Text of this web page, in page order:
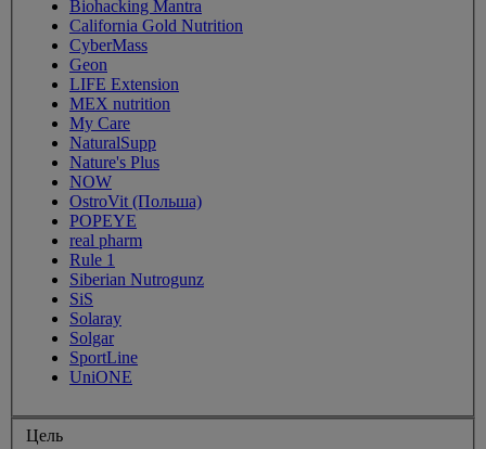
Biohacking Mantra
California Gold Nutrition
CyberMass
Geon
LIFE Extension
MEX nutrition
My Care
NaturalSupp
Nature's Plus
NOW
OstroVit (Польша)
POPEYE
real pharm
Rule 1
Siberian Nutrogunz
SiS
Solaray
Solgar
SportLine
UniONE
Цель